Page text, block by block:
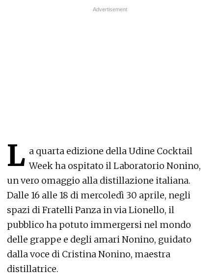
L a quarta edizione della Udine Cocktail
Week ha ospitato il Laboratorio Nonino,
un vero omaggio alla distillazione italiana.
Dalle 16 alle 18 di mercoledì 30 aprile, negli
spazi di Fratelli Panza in via Lionello, il
pubblico ha potuto immergersi nel mondo
delle grappe e degli amari Nonino, guidato
dalla voce di Cristina Nonino, maestra
distillatrice.